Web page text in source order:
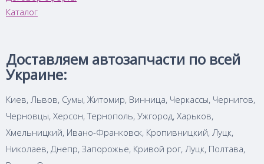
Каталог
Доставляем автозапчасти по всей
Украине:
Киев, Львов, Сумы, Житомир, Винница, Черкассы, Чернигов,
Черновцы, Херсон, Тернополь, Ужгород, Харьков,
Хмельницкий, Ивано-Франковск, Кропивницкий, Луцк,
Николаев, Днепр, Запорожье, Кривой рог, Луцк, Полтава,